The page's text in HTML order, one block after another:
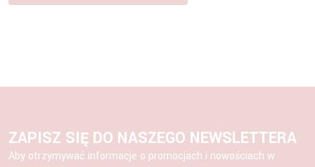
ZAPISZ SIĘ DO NASZEGO NEWSLETTERA
Aby otrzymywać informacje o promocjach i nowościach w